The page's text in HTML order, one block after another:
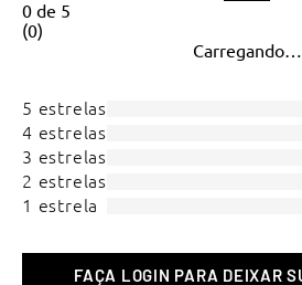
0 de 5
(0)
Carregando…
5 estrelas
4 estrelas
3 estrelas
2 estrelas
1 estrela